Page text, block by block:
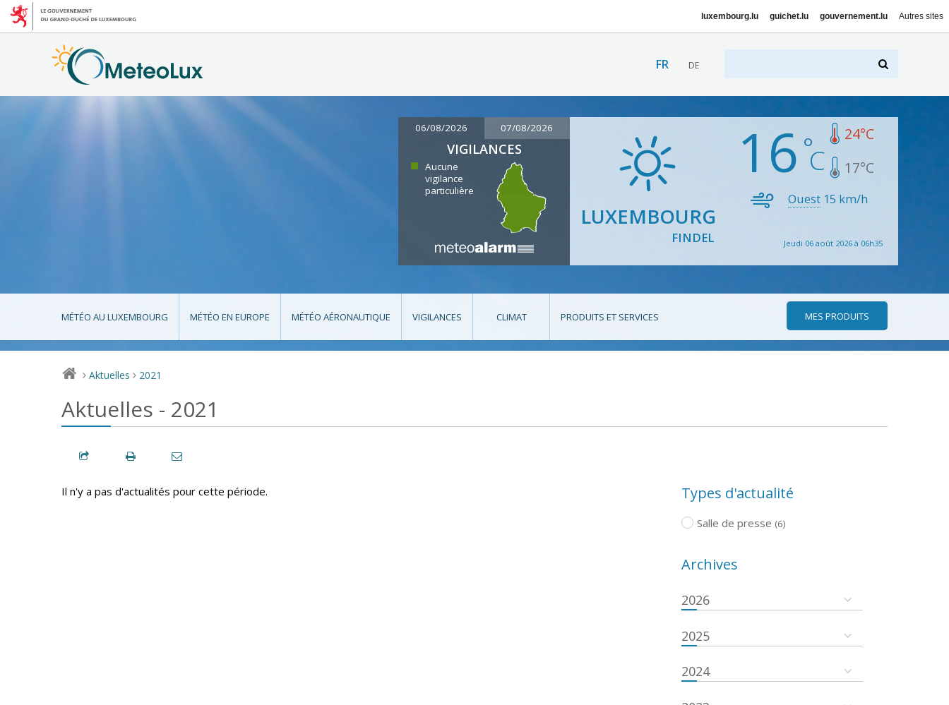
luxembourg.lu guichet.lu gouvernement.lu Autres sites
FR DE
06/08/2026 07/08/2026
VIGILANCES
Aucune
vigilance
particulière
LUXEMBOURG
FINDEL
16 24°C
17°C
Ouest 15 km/h
Jeudi 06 août 2026 à 06h35
MÉTÉO AU LUXEMBOURG MÉTÉO EN EUROPE MÉTÉO AÉRONAUTIQUE VIGILANCES CLIMAT PRODUITS ET SERVICES MES PRODUITS
> Aktuelles > 2021
Aktuelles - 2021
Il n'y a pas d'actualités pour cette période. Types d'actualité
Salle de presse (6)
Archives
2026
2025
2024